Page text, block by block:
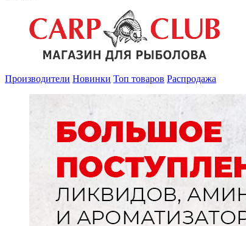
Производители Новинки Топ товаров Распродажа